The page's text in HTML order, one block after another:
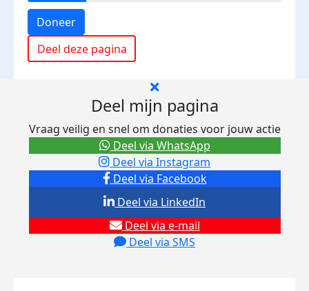
Doneer
Deel deze pagina
Deel mijn pagina
Vraag veilig en snel om donaties voor jouw actie
Deel via Facebook
Deel via Instagram
Deel via e-mail
Deel via SMS
Deel via LinkedIn
Deel via WhatsApp